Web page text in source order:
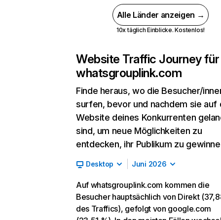
Alle Länder anzeigen →
10x täglich Einblicke. Kostenlos!
Website Traffic Journey für
whatsgrouplink.com
Finde heraus, wo die Besucher/
surfen, bevor und nachdem sie auf
Website deines Konkurrenten
sind, um neue Möglichkeiten zu
entdecken, ihr Publikum zu
Desktop Juni 2026
Auf whatsgrouplink.com kommen die
Besucher hauptsächlich von Direkt
des Traffics), gefolgt von google.com